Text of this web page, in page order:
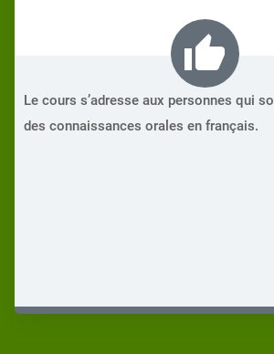
thumb_up
Le cours s’adresse aux personnes qui
des connaissances orales en français.